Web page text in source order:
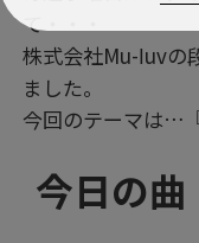
て・・・
株式会社Mu-ⅼuvの
ました。
今回のテーマは…
今日の曲